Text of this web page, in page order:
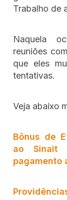
Trabalho de
Naquela
reuniões
que eles
tentativas.
Veja abaixo
Bônus de
ao Sinait
pagamento